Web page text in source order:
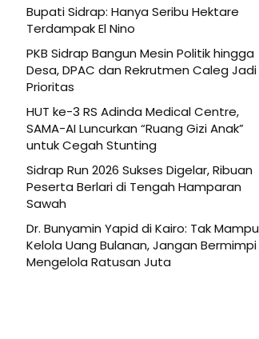
Bupati Sidrap: Hanya Seribu Hektare
Terdampak El Nino
PKB Sidrap Bangun Mesin Politik hingga
Desa, DPAC dan Rekrutmen Caleg Jadi
Prioritas
HUT ke-3 RS Adinda Medical Centre,
SAMA-AI Luncurkan “Ruang Gizi Anak”
untuk Cegah Stunting
Sidrap Run 2026 Sukses Digelar, Ribuan
Peserta Berlari di Tengah Hamparan
Sawah
Dr. Bunyamin Yapid di Kairo: Tak Mampu
Kelola Uang Bulanan, Jangan Bermimpi
Mengelola Ratusan Juta